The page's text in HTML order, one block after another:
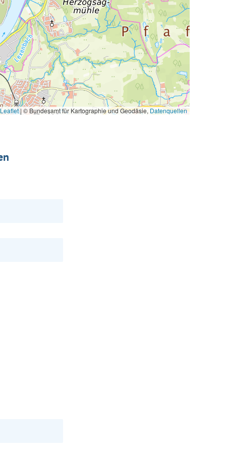
| © Bundesamt für Kartographie und Geodäsie,Datenquellen